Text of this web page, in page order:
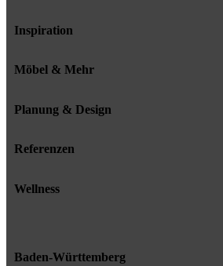
Inspiration
Möbel & Mehr
Planung & Design
Referenzen
Wellness
Baden-Württemberg